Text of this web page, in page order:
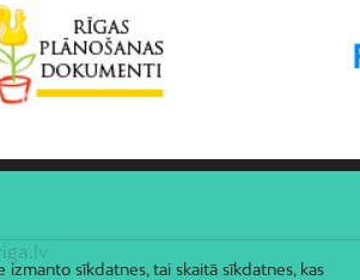
izmanto sīkdatnes, tai skaitā sīkdatnes, kas